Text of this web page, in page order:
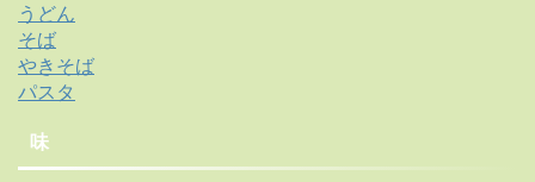
うどん
そば
やきそば
パスタ
味